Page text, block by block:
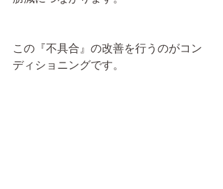
この『不具合』の改善を行うのがコン
ディショニングです。